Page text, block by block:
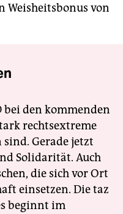
Weisheitsbonus von
bei den kommenden
rechtsextreme
Gerade jetzt
Solidarität. Auch
die sich vor Ort
einsetzen. Die taz
beginnt im